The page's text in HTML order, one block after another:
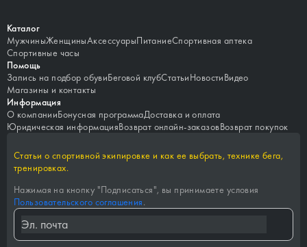
Каталог
МужчиныЖенщиныАксессуарыПитаниеСпортивная аптека
Спортивные часы
Помощь
Запись на подбор обувиБеговой клубСтатьиНовостиВидео
Магазины и контакты
Информация
О компанииБонусная программаДоставка и оплата
Юридическая информацияВозврат онлайн-заказовВозврат покупок
Статьи о спортивной экипировке и как ее выбрать, технике бега,
тренировках.
Нажимая на кнопку "Подписаться", вы принимаете условия
Пользовательского соглашения.